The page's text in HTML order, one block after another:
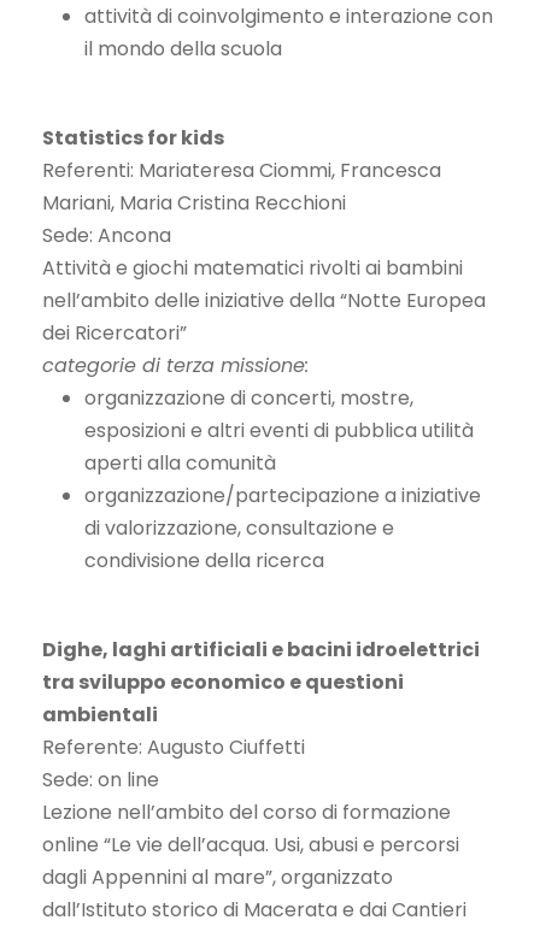
attività di coinvolgimento e interazione con
il mondo della scuola
Statistics for kids
Referenti: Mariateresa Ciommi, Francesca
Mariani, Maria Cristina Recchioni
Sede: Ancona
Attività e giochi matematici rivolti ai bambini
nell’ambito delle iniziative della “Notte Europea
dei Ricercatori”
categorie di terza missione:
organizzazione di concerti, mostre,
esposizioni e altri eventi di pubblica utilità
aperti alla comunità
organizzazione/partecipazione a iniziative
di valorizzazione, consultazione e
condivisione della ricerca
Dighe, laghi artificiali e bacini idroelettrici
tra sviluppo economico e questioni
ambientali
Referente: Augusto Ciuffetti
Sede: on line
Lezione nell’ambito del corso di formazione
online “Le vie dell’acqua. Usi, abusi e percorsi
dagli Appennini al mare”, organizzato
dall’Istituto storico di Macerata e dai Cantieri